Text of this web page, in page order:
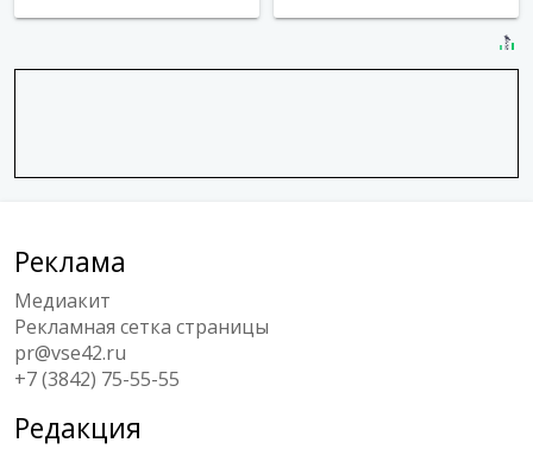
Реклама
Медиакит
Рекламная сетка страницы
pr@vse42.ru
+7 (3842) 75-55-55
Редакция